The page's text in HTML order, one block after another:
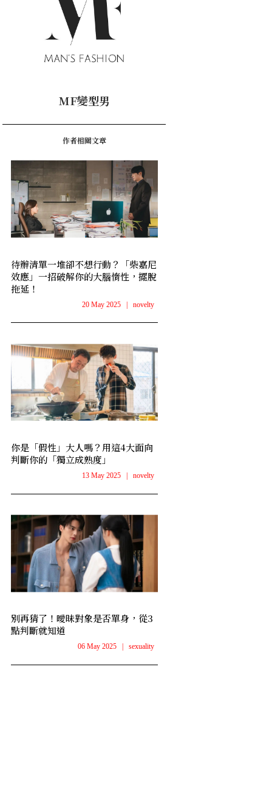
MF變型男
作者相關文章
待辦清單一堆卻不想行動？「柴嘉尼
效應」一招破解你的大腦惰性，擺脫
拖延！
20 May 2025 | novelty
你是「假性」大人嗎？用這4大面向
判斷你的「獨立成熟度」
13 May 2025 novelty
別再猜了！曖昧對象是否單身，從3
點判斷就知道
06 May 2025 sexuality